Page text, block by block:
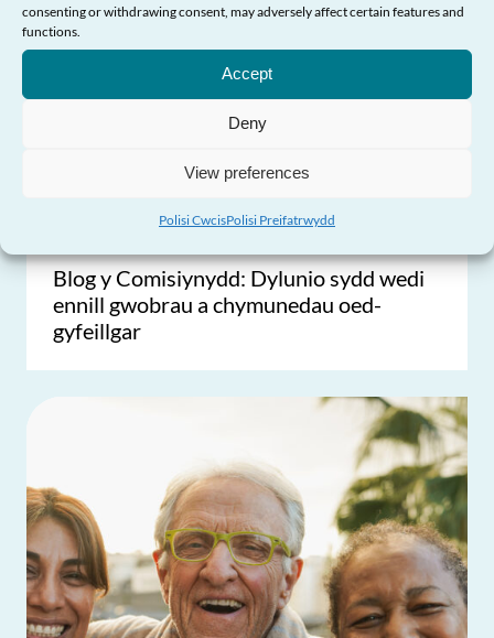
consenting or withdrawing consent, may adversely affect certain features and
functions.
Accept
Deny
View preferences
Polisi CwcisPolisi Preifatrwydd
Angen Help?
Blog y Comisiynydd: Dylunio sydd wedi
ennill gwobrau a chymunedau oed-
gyfeillgar